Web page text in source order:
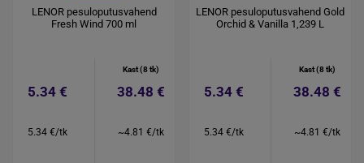
LENOR pesuloputusvahend
Fresh Wind 700 ml
5.34 €
5.34 €/tk
Kast (8 tk)
38.48 €
~4.81 €/tk
LENOR pesuloputusvahend Gold
Orchid & Vanilla 1,239 L
5.34 €
5.34 €/tk
Kast (8 tk)
38.48 €
~4.81 €/tk